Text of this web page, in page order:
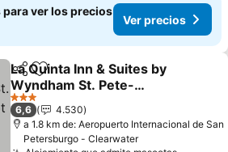
para ver los precios
Ver precios
CompartirAñadir a favoritos
La Quinta Inn & Suites by
Wyndham St. Pete-
Clearwater Airpt
3 Estrellas
6,6
4.530
a 1.8 km de: Aeropuerto Internacional de San
Petersburgo - Clearwater